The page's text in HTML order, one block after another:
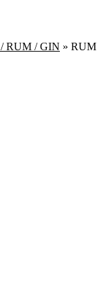
RUM / GIN » RUM